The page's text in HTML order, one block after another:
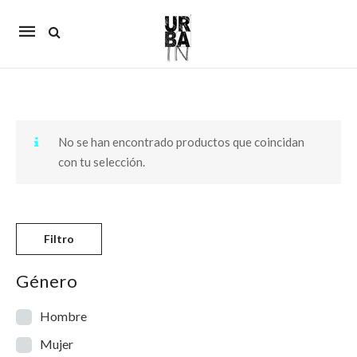
Mobile
No se han encontrado productos que coincidan
con tu selección.
Filtro
Género
Hombre
Mujer